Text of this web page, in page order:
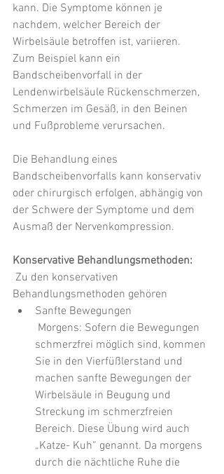
kann. Die Symptome können je
nachdem, welcher Bereich der
Wirbelsäule betroffen ist, variieren.
Zum Beispiel kann ein
Bandscheibenvorfall in der
Lendenwirbelsäule Rückenschmerzen,
Schmerzen im Gesäß, in den Beinen
und Fußprobleme verursachen.
Die Behandlung eines
Bandscheibenvorfalls kann konservativ
oder chirurgisch erfolgen, abhängig von
der Schwere der Symptome und dem
Ausmaß der Nervenkompression.
Konservative Behandlungsmethoden:
Behandlungsmethoden gehören
Sanfte Bewegungen
schmerzfrei möglich sind, kommen
Sie in den Vierfüßlerstand und
machen sanfte Bewegungen der
Wirbelsäule in Beugung und
Streckung im schmerzfreien
Bereich. Diese Übung wird auch
„Katze- Kuh“ genannt. Da morgens
durch die nächtliche Ruhe die